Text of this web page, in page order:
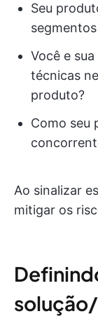
Seu
Você e
técnicas
produto?
Como seu
Ao sinalizar
mitigar os